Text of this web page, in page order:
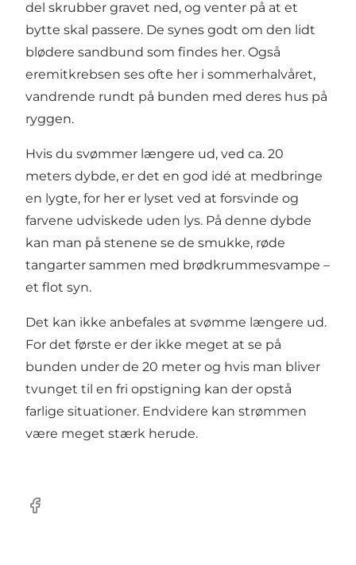
del skrubber gravet ned, og venter på at et
bytte skal passere. De synes godt om den lidt
blødere sandbund som findes her. Også
eremitkrebsen ses ofte her i sommerhalvåret,
vandrende rundt på bunden med deres hus på
ryggen.
Hvis du svømmer længere ud, ved ca. 20
meters dybde, er det en god idé at medbringe
en lygte, for her er lyset ved at forsvinde og
farvene udviskede uden lys. På denne dybde
kan man på stenene se de smukke, røde
tangarter sammen med brødkrummesvampe –
et flot syn.
Det kan ikke anbefales at svømme længere ud.
For det første er der ikke meget at se på
bunden under de 20 meter og hvis man bliver
tvunget til en fri opstigning kan der opstå
farlige situationer. Endvidere kan strømmen
være meget stærk herude.
Facebook